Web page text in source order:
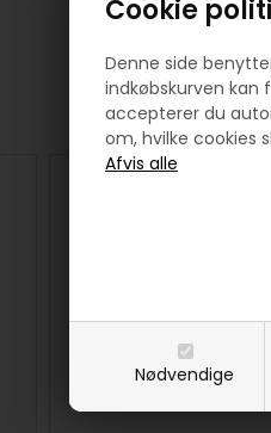
Cookie
Denne side
indkøbskurven kan
accepterer du
om, hvilke cookies
Nødvendige
Paul venstrehånds